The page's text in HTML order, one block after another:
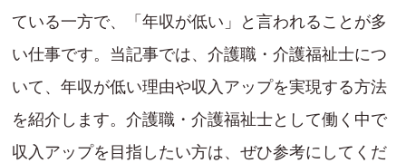
ている一方で、「年収が低い」と言われることが多
い仕事です。当記事では、介護職・介護福祉士につ
いて、年収が低い理由や収入アップを実現する方法
を紹介します。介護職・介護福祉士として働く中で
収入アップを目指したい方は、ぜひ参考にしてくだ